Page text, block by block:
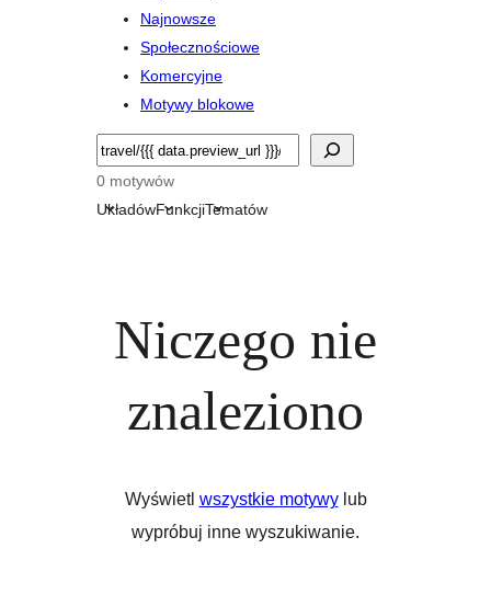
Najnowsze
Społecznościowe
Komercyjne
Motywy blokowe
Szukaj
0 motywów
UkładówFunkcjiTematów
Niczego nie
znaleziono
Wyświetl wszystkie motywylub
wypróbuj inne wyszukiwanie.